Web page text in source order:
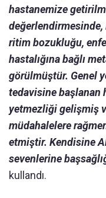
hastanemize
ritim bozukluğu,
hastalığına bağlı
görülmüştür. Genel
tedavisine başlanan
yetmezliği gelişmiş
müdahalelere
etmiştir. Kendisine
sevenlerine
kullandı. ​​​​​​​